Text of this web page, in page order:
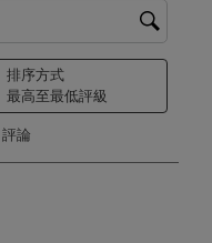
排序方式
最高至最低評級
評論